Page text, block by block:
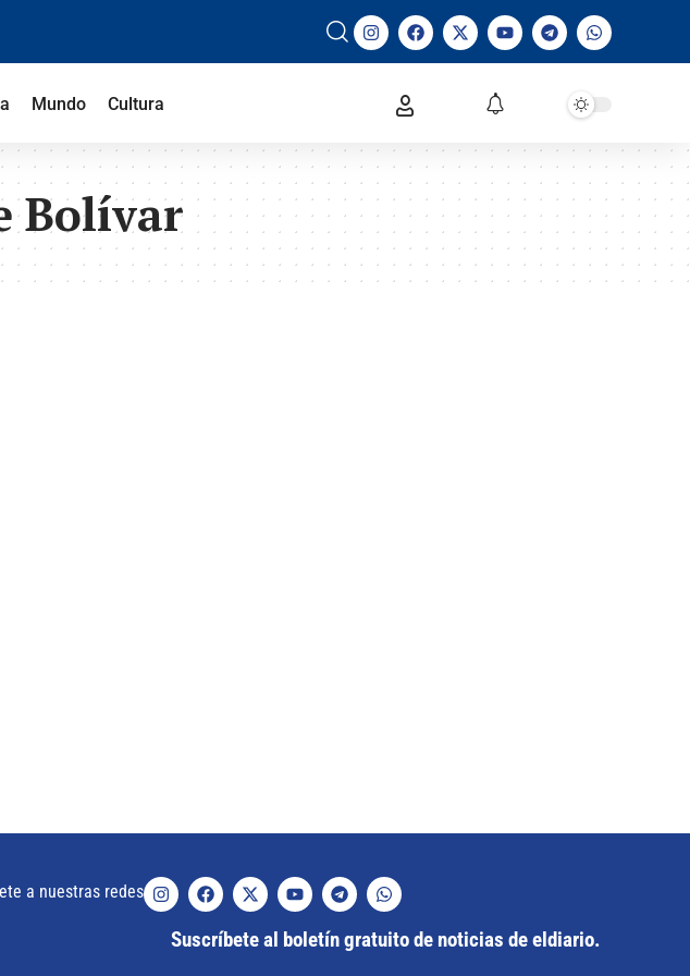
Mundo Cultura
Bolívar
a nuestras redes
Suscríbete al boletín gratuito de noticias de eldiario.